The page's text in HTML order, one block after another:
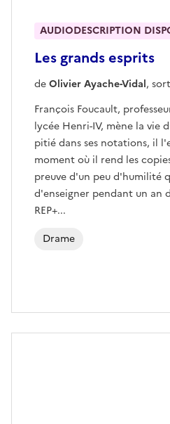
Les grands esprits
AUDIODESCRIPTION
deOlivier Ayache-Vidal,
François Foucault,
lycée Henri-IV, mène la vie
pitié dans ses notations, il
moment où il rend les
preuve d'un peu d'humilité
d'enseigner pendant un an
REP+...
Drame